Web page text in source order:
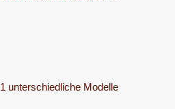
1 unterschiedliche Modelle